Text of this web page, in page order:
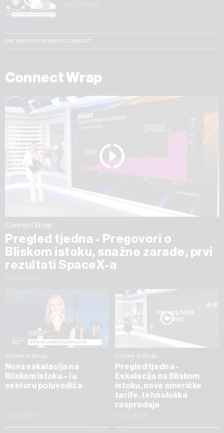
SVE VIJESTI IZ RUBRIKE CONNECT
Connect Wrap
Connect Wrap
Pregled tjedna - Pregovori o
Bliskom istoku, snažne zarade, prvi
rezultati SpaceX-a
Connect Wrap
Nova eskalacija na
Bliskom istoku – i u
sektoru poluvodiča
Connect Wrap
Pregled tjedna -
Eskalacija na Bliskom
istoku, nove američke
tarife, tehnološka
rasprodaja